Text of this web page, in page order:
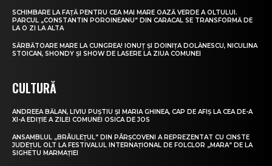
SCHIMBARE LA FAȚĂ PENTRU CEA MAI MARE OAZĂ VERDE A OLTULUI.
PARCUL „CONSTANTIN POROINEANU” DIN CARACAL SE TRANSFORMĂ DE
LA O ZI LA ALTA
SĂRBĂTOARE MARE LA CUNGREA! IONUȚ ȘI DOINIȚA DOLĂNESCU, NICULINA
STOICAN, SHONDY ȘI SHOW DE LASERE LA ZIUA COMUNEI
CULTURĂ
ANDREEA BĂLAN, LIVIU PUȘTIU ȘI MARIA GHINEA, CAP DE AFIȘ LA CEA DE-A
XI-A EDIȚIE A ZILEI COMUNEI OSICA DE JOS
ANSAMBLUL „BRÂULEȚUL” DIN PÂRȘCOVENI A REPREZENTAT CU CINSTE
JUDEȚUL OLT LA FESTIVALUL INTERNAȚIONAL DE FOLCLOR „MARA” DE LA
SIGHETU MARMAȚIEI